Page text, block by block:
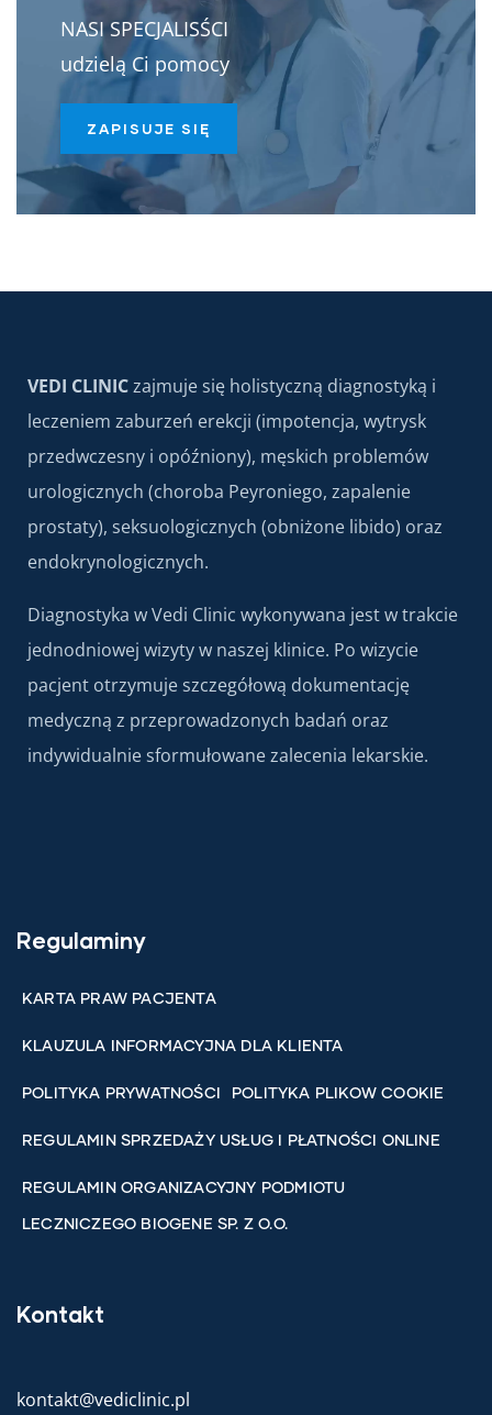
NASI SPECJALISŚCI
udzielą Ci pomocy
ZAPISUJE SIĘ
VEDI CLINICzajmuje się holistyczną diagnostyką i
leczeniem zaburzeń erekcji (impotencja, wytrysk
przedwczesny i opóźniony), męskich problemów
urologicznych (choroba Peyroniego, zapalenie
prostaty), seksuologicznych (obniżone libido) oraz
endokrynologicznych.
Diagnostyka w Vedi Clinic wykonywana jest w trakcie
jednodniowej wizyty w naszej klinice. Po wizycie
pacjent otrzymuje szczegółową dokumentację
medyczną z przeprowadzonych badań oraz
indywidualnie sformułowane zalecenia lekarskie.
Regulaminy
KARTA PRAW PACJENTA
KLAUZULA INFORMACYJNA DLA KLIENTA
POLITYKA PRYWATNOŚCI POLITYKA PLIKOW COOKIE
REGULAMIN SPRZEDAŻY USŁUG I PŁATNOŚCI ONLINE
REGULAMIN ORGANIZACYJNY PODMIOTU
LECZNICZEGO BIOGENE SP. Z O.O.
Kontakt
kontakt@vediclinic.pl